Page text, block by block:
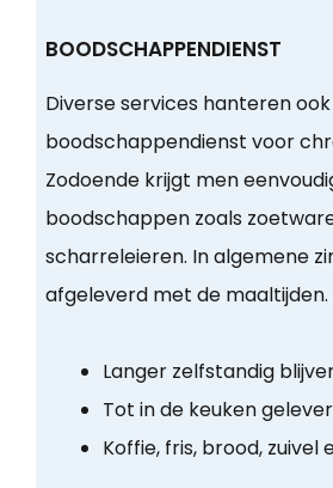
BOODSCHAPPENDIENST
Diverse services hanteren
boodschappendienst voor
Zodoende krijgt men
boodschappen zoals
scharreleieren. In algemene
afgeleverd met de maaltijden.
Langer zelfstandig
Tot in de keuken
Koffie, fris, brood, zuivel